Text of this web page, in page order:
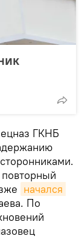
ГКНБ
начался
По